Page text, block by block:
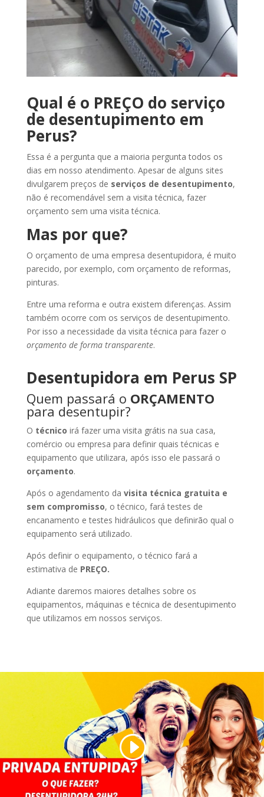
Qual é o PREÇO do serviço
de desentupimento em
Perus?
Essa é a pergunta que a maioria pergunta todos os
dias em nosso atendimento. Apesar de alguns sites
divulgarem preços de serviços de desentupimento,
não é recomendável sem a visita técnica, fazer
orçamento sem uma visita técnica.
Mas por que?
O orçamento de uma empresa desentupidora, é muito
parecido, por exemplo, com orçamento de reformas,
pinturas.
Entre uma reforma e outra existem diferenças. Assim
também ocorre com os serviços de desentupimento.
Por isso a necessidade da visita técnica para fazer o
orçamento de forma transparente.
Desentupidora em Perus SP
Quem passará o ORÇAMENTO
para desentupir?
O técnico irá fazer uma visita grátis na sua casa,
comércio ou empresa para definir quais técnicas e
equipamento que utilizara, após isso ele passará o
orçamento.
Após o agendamento da visita técnica gratuita e
sem compromisso, o técnico, fará testes de
encanamento e testes hidráulicos que definirão qual o
equipamento será utilizado.
Após definir o equipamento, o técnico fará a
estimativa de PREÇO.
Adiante daremos maiores detalhes sobre os
equipamentos, máquinas e técnica de desentupimento
que utilizamos em nossos serviços.